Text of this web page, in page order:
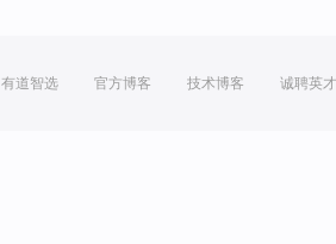
有道智选 官方博客 技术博客 诚聘英才